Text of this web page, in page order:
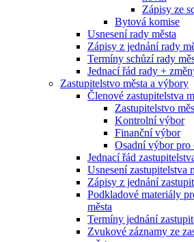
Zápisy ze
Bytová komise
Usnesení rady města
Zápisy z jednání rady
Termíny schůzí rady
Jednací řád rady +
Zastupitelstvo města a výbory
Členové zastupitelstva
Zastupitelstvo
Kontrolní výbor
Finanční výbor
Osadní výbor pro
Jednací řád
Usnesení zastupitelstva
Zápisy z jednání
Podkladové materiály
města
Termíny jednání
Zvukové záznamy ze